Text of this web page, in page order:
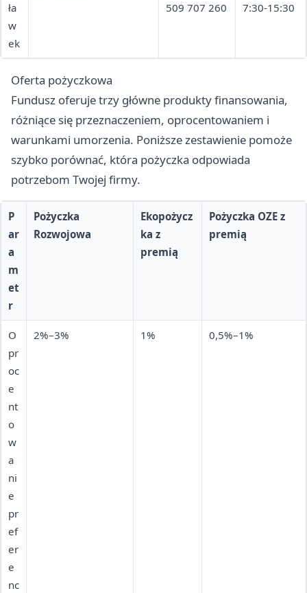
ła
w
ek
509 707 260
7:30-15:30
Oferta pożyczkowa
Fundusz oferuje trzy główne produkty finansowania,
różniące się przeznaczeniem, oprocentowaniem i
warunkami umorzenia. Poniższe zestawienie pomoże
szybko porównać, która pożyczka odpowiada
potrzebom Twojej firmy.
P
ar
a
m
et
r
Pożyczka
Rozwojowa
Ekopożycz
ka z
premią
Pożyczka OZE z
premią
O
pr
oc
e
nt
o
w
a
ni
e
pr
ef
er
e
nc
2%–3% 1% 0,5%–1%